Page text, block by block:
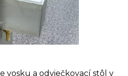
ako tovar skladom,
predfaktúry. O presnom
vosku a odviečkovací stôl v